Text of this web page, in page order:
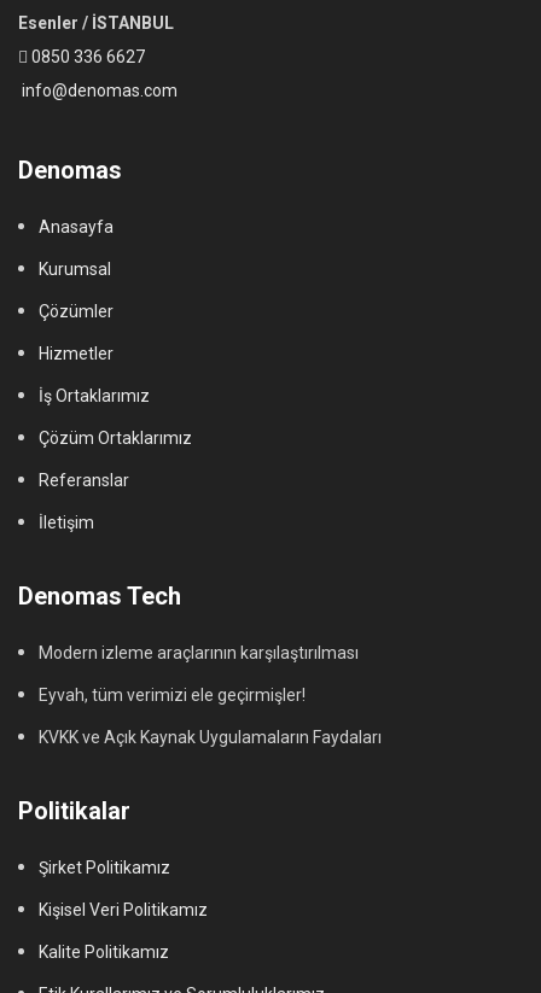
Esenler / İSTANBUL
0850 336 6627
info@denomas.com
Denomas
Anasayfa
Kurumsal
Çözümler
Hizmetler
İş Ortaklarımız
Çözüm Ortaklarımız
Referanslar
İletişim
Denomas Tech
Modern izleme araçlarının karşılaştırılması
Eyvah, tüm verimizi ele geçirmişler!
KVKK ve Açık Kaynak Uygulamaların Faydaları
Politikalar
Şirket Politikamız
Kişisel Veri Politikamız
Kalite Politikamız